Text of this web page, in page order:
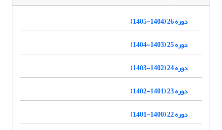
دوره 26 (1404-1405)
دوره 25 (1403-1404)
دوره 24 (1402-1403)
دوره 23 (1401-1402)
دوره 22 (1400-1401)